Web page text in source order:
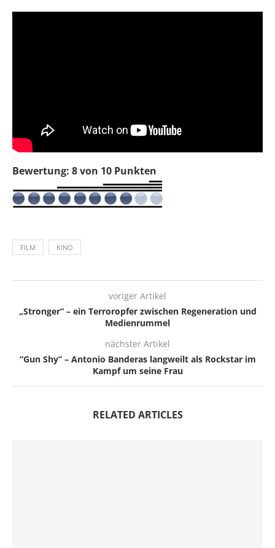
Bewertung: 8 von 10 Punkten
FILM KINO
voriger Artikel
„Stronger“ – ein Terroropfer zwischen Regeneration und
Medienrummel
nächster Artikel
“Gun Shy” – Antonio Banderas langweilt als Rockstar im
Kampf um seine Frau
RELATED ARTICLES